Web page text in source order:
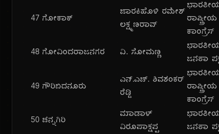
47 ಗೋಕಾಕ್
ಜಾರಕಿಹೊಳಿ ರಮೇಶ್
ಲಕ್ಷ್ಮಣರಾವ್
ರಾಷ್ಟ್ರೀಯ
ಕಾಂಗ್ರೆಸ್
48 ಗೋವಿಂದರಾಜನಗರ ವಿ. ಸೋಮಣ್ಣ
ಜನತಾ
49 ಗೌರಿಬಿದನೂರು
ಎನ್.ಎಚ್. ಶಿವಶಂಕರ್
ರೆಡ್ಡಿ
ರಾಷ್ಟ್ರೀಯ
ಕಾಂಗ್ರೆಸ್
50 ಚನ್ನಗಿರಿ
ಮಾಡಾಳ್
ವಿರೂಪಾಕ್ಷಪ್ಪ
ಜನತಾ